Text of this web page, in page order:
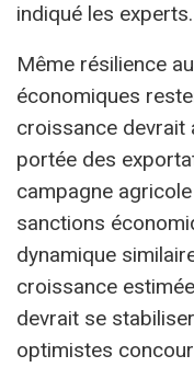
indiqué les experts.
Même résilience
économiques
croissance devrait
portée des
campagne
sanctions
dynamique
croissance
devrait se
optimistes